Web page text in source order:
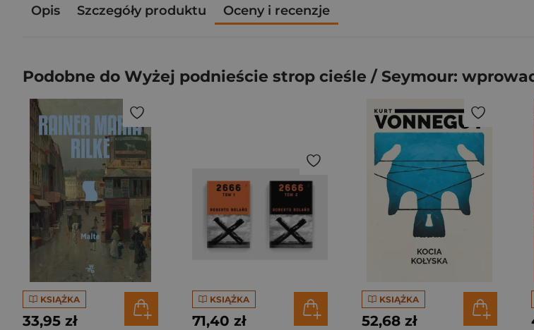
Opis Szczegóły produktu Oceny i recenzje
Podobne do Wyżej podnieście strop cieśle / Seymour:
KSIĄŻKA
33,95 zł
KSIĄŻKA
71,40 zł
KSIĄŻKA
52,68 zł